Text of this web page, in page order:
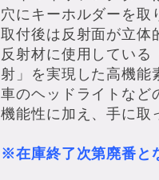
穴にキーホルダーを取
取付後は反射面が立体
反射材に使用している
射」を実現した高機能
車のヘッドライトなど
機能性に加え、手に取
※在庫終了次第廃番と